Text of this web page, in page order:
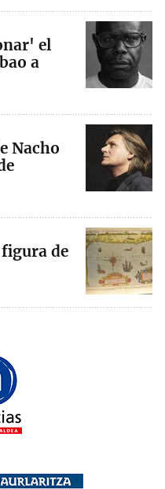
el
a
Nacho
de